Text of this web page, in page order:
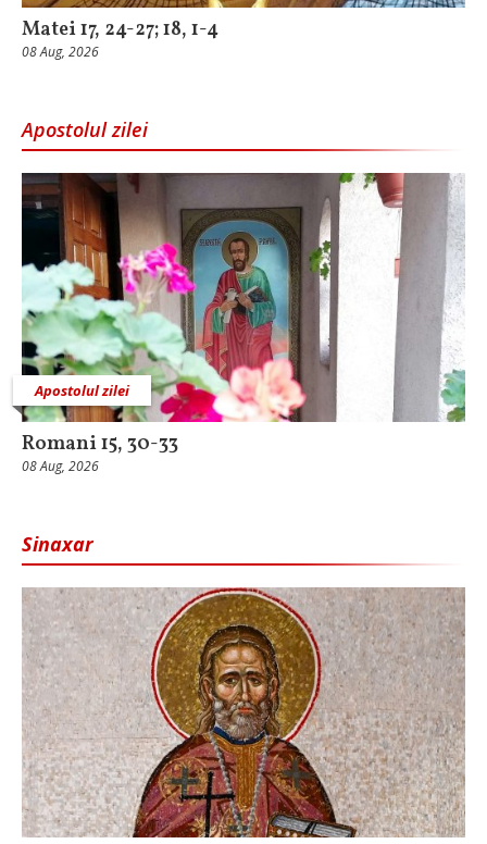
Matei 17, 24-27; 18, 1-4
08 Aug, 2026
Apostolul zilei
Apostolul zilei
Romani 15, 30-33
08 Aug, 2026
Sinaxar